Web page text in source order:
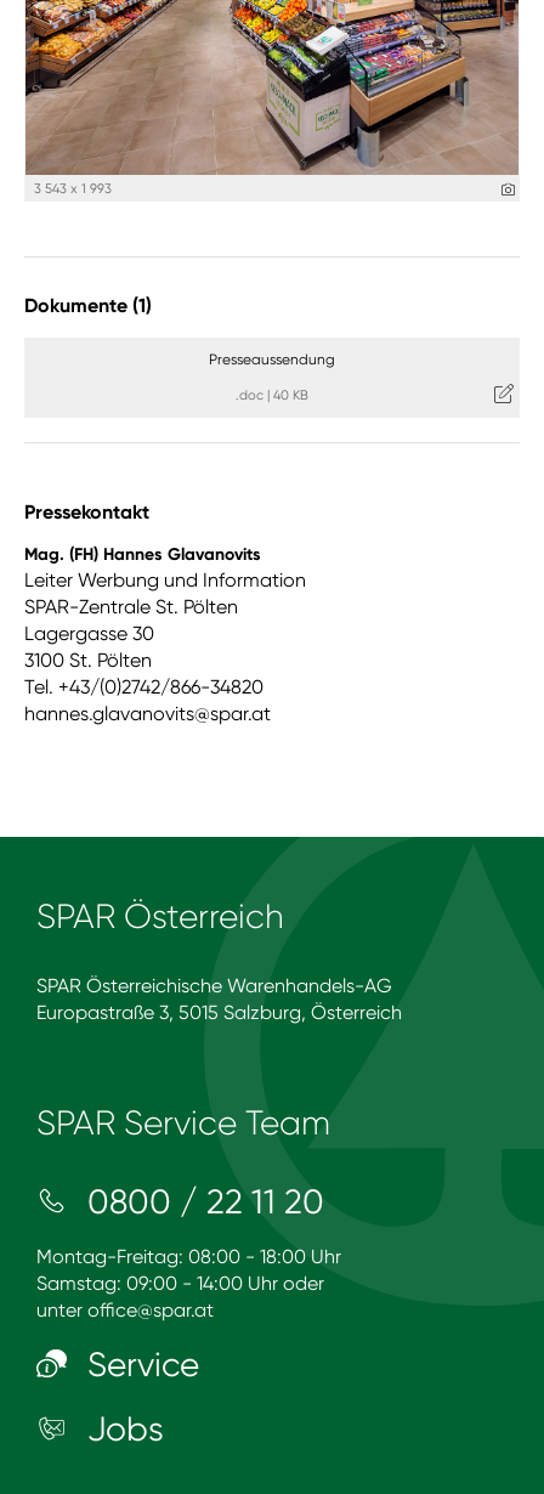
3 543 x 1 993
Dokumente (1)
Presseaussendung
.doc | 40 KB
Pressekontakt
Mag. (FH) Hannes Glavanovits
Leiter Werbung und Information
SPAR-Zentrale St. Pölten
Lagergasse 30
3100 St. Pölten
Tel. +43/(0)2742/866-34820
hannes.glavanovits@spar.at
SPAR Österreich
SPAR Österreichische Warenhandels-AG
Europastraße 3, 5015 Salzburg, Österreich
SPAR Service Team
0800 / 22 11 20
Montag-Freitag: 08:00 - 18:00 Uhr
Samstag: 09:00 - 14:00 Uhr oder
unter office@spar.at
Service
Jobs